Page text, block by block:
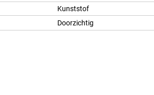
Kunststof
Doorzichtig